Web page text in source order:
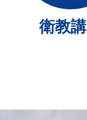
衛教